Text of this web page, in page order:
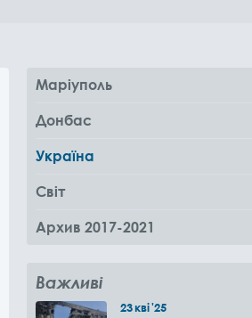
Маріуполь
Донбас
Україна
Світ
Архив 2017-2021
Важливі
23кві'25